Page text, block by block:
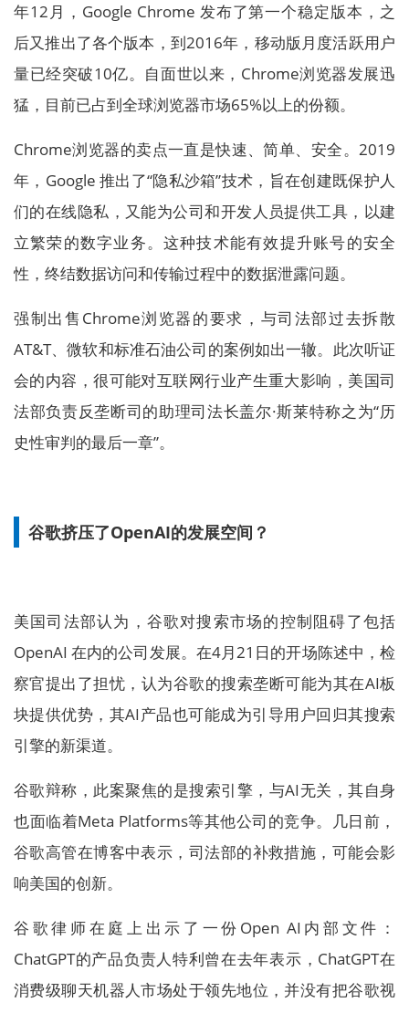
年12月，Google Chrome 发布了第一个稳定版本，之
后又推出了各个版本，到2016年，移动版月度活跃用户
量已经突破10亿。自面世以来，Chrome浏览器发展迅
猛，目前已占到全球浏览器市场65%以上的份额。
Chrome浏览器的卖点一直是快速、简单、安全。2019
年，Google 推出了“隐私沙箱”技术，旨在创建既保护人
们的在线隐私，又能为公司和开发人员提供工具，以建
立繁荣的数字业务。这种技术能有效提升账号的安全
性，终结数据访问和传输过程中的数据泄露问题。
强制出售Chrome浏览器的要求，与司法部过去拆散
AT&T、微软和标准石油公司的案例如出一辙。此次听证
会的内容，很可能对互联网行业产生重大影响，美国司
法部负责反垄断司的助理司法长盖尔·斯莱特称之为“历
史性审判的最后一章”。
谷歌挤压了OpenAI的发展空间？
美国司法部认为，谷歌对搜索市场的控制阻碍了包括
OpenAI 在内的公司发展。在4月21日的开场陈述中，检
察官提出了担忧，认为谷歌的搜索垄断可能为其在AI板
块提供优势，其AI产品也可能成为引导用户回归其搜索
引擎的新渠道。
谷歌辩称，此案聚焦的是搜索引擎，与AI无关，其自身
也面临着Meta Platforms等其他公司的竞争。几日前，
谷歌高管在博客中表示，司法部的补救措施，可能会影
响美国的创新。
谷歌律师在庭上出示了一份Open AI内部文件：
ChatGPT的产品负责人特利曾在去年表示，ChatGPT在
消费级聊天机器人市场处于领先地位，并没有把谷歌视